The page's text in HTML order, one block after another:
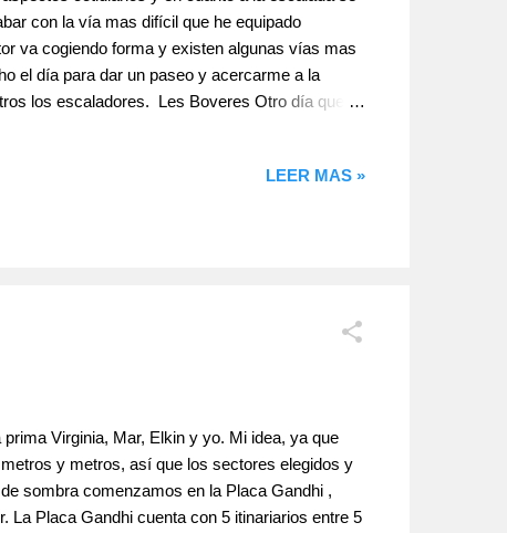
con la vía mas difícil que he equipado
va cogiendo forma y existen algunas vías mas
el día para dar un paseo y acercarme a la
los escaladores. Les Boveres Otro día quedo
LEER MAS »
Virginia, Mar, Elkin y yo. Mi idea, ya que
y metros, así que los sectores elegidos y
sombra comenzamos en la Placa Gandhi ,
Placa Gandhi cuenta con 5 itinariarios entre 5